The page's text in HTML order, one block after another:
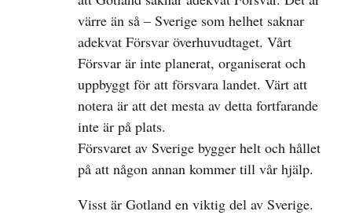
värre än så – Sverige som helhet saknar
adekvat Försvar överhuvudtaget. Vårt
Försvar är inte planerat, organiserat och
uppbyggt för att försvara landet. Värt att
notera är att det mesta av detta fortfarande
inte är på plats.
Försvaret av Sverige bygger helt och hållet
på att någon annan kommer till vår hjälp.
Visst är Gotland en viktig del av Sverige.